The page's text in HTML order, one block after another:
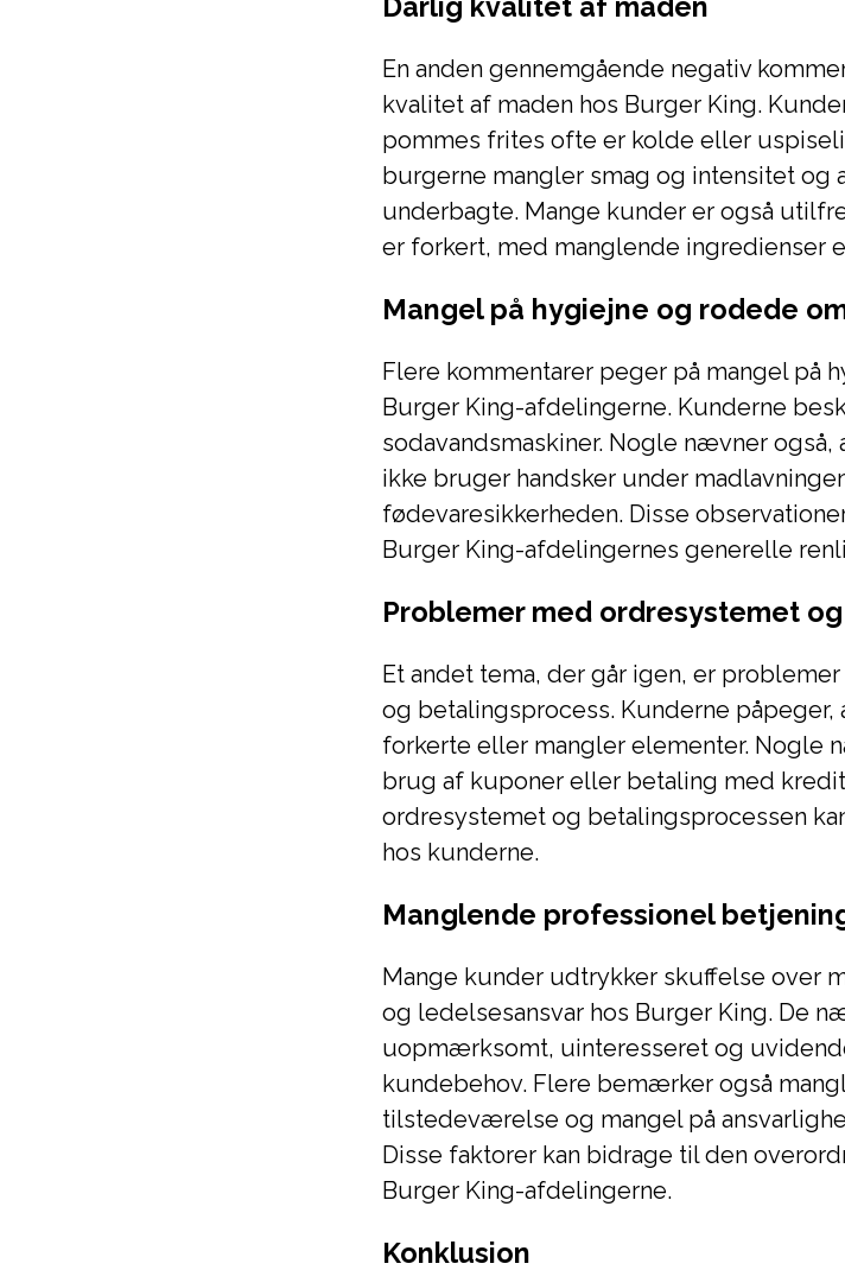
Dårlig kvalitet af maden
En anden gennemgående negativ
kvalitet af maden hos Burger King.
pommes frites ofte er kolde eller
burgerne mangler smag og intensitet og
underbagte. Mange kunder er også
er forkert, med manglende ingredienser
Mangel på hygiejne og rodede
Flere kommentarer peger på mangel på
Burger King-afdelingerne. Kunderne
sodavandsmaskiner. Nogle nævner
ikke bruger handsker under
fødevaresikkerheden. Disse
Burger King-afdelingernes generelle
Problemer med ordresystemet
Et andet tema, der går igen, er
og betalingsprocess. Kunderne
forkerte eller mangler elementer. Nogle
brug af kuponer eller betaling med
ordresystemet og betalingsprocessen
hos kunderne.
Manglende professionel
Mange kunder udtrykker skuffelse over
og ledelsesansvar hos Burger King. De
uopmærksomt, uinteresseret og
kundebehov. Flere bemærker også
tilstedeværelse og mangel på
Disse faktorer kan bidrage til den
Burger King-afdelingerne.
Konklusion